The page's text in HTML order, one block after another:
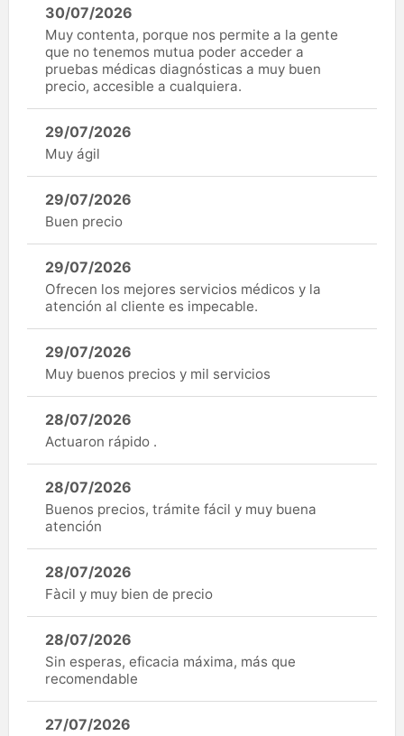
30/07/2026
Muy contenta, porque nos permite a la gente
que no tenemos mutua poder acceder a
pruebas médicas diagnósticas a muy buen
precio, accesible a cualquiera.
29/07/2026
Muy ágil
29/07/2026
Buen precio
29/07/2026
Ofrecen los mejores servicios médicos y la
atención al cliente es impecable.
29/07/2026
Muy buenos precios y mil servicios
28/07/2026
Actuaron rápido .
28/07/2026
Buenos precios, trámite fácil y muy buena
atención
28/07/2026
Fàcil y muy bien de precio
28/07/2026
Sin esperas, eficacia máxima, más que
recomendable
27/07/2026